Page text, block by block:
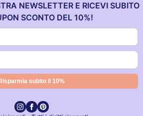
NEWSLETTER E RICEVI SUBITO
SCONTO DEL 10%!